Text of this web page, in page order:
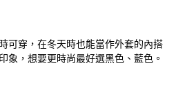
可穿，在冬天時也能當作外套的內搭
象，想要更時尚最好選黑色、藍色。